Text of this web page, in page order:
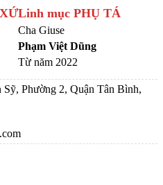
Linh mục PHỤ TÁ
Cha Giuse
Phạm Việt Dũng
Từ năm 2022
Phường 2, Quận Tân Bình,